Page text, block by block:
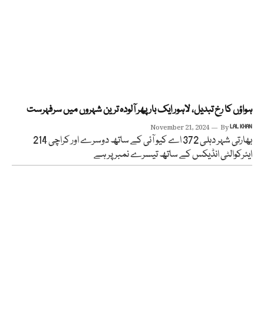
ہواؤں کا رخ تبدیل، لاہور ایک بار پھر آلودہ ترین شہروں میں سرفہرست
November 21, 2024 ByLAL KHAN
بھارتی شہر دہلی 372 اے کیو آئی کے ساتھ دوسرے اور کراچی 214
ایئرکوالٹی انڈیکس کے ساتھ تیسرے نمبر پر ہے